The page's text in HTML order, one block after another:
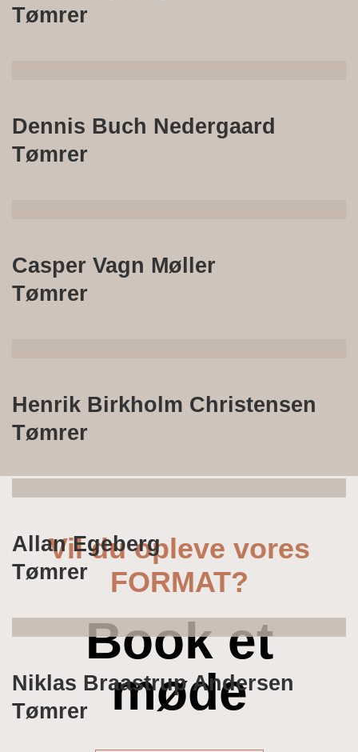
Tømrer
Dennis Buch Nedergaard
Tømrer
Casper Vagn Møller
Tømrer
Henrik Birkholm Christensen
Tømrer
Allan Egeberg
Tømrer
Niklas Braastrup Andersen
Tømrer
Vil du opleve vores
FORMAT?
Book et
møde